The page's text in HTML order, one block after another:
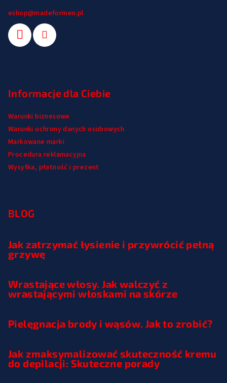
eshop@madeformen.pl
Informacje dla Ciebie
Warunki biznesowe
Warunki ochrony danych osobowych
Markowane marki
Procedura reklamacyjna
Wysyłka, płatność i prezent
BLOG
Jak zatrzymać łysienie i przywrócić pełną
grzywę
Wrastające włosy. Jak walczyć z
wrastającymi włoskami na skórze
Pielęgnacja brody i wąsów. Jak to zrobić?
Jak zmaksymalizować skuteczność kremu
do depilacji: Skuteczne porady